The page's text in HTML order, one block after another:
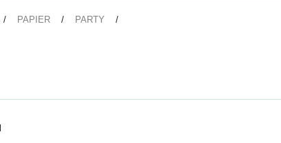
PAPIER PARTY